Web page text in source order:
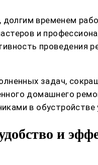
временем
и
проведения
задач,
домашнего
в
и